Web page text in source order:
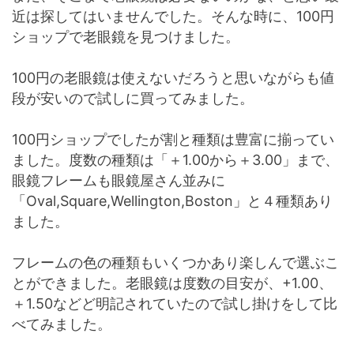
近は探してはいませんでした。そんな時に、100円
ショップで老眼鏡を見つけました。
100円の老眼鏡は使えないだろうと思いながらも値
段が安いので試しに買ってみました。
100円ショップでしたが割と種類は豊富に揃ってい
ました。度数の種類は「＋1.00から＋3.00」まで、
眼鏡フレームも眼鏡屋さん並みに
「Oval,Square,Wellington,Boston」と４種類あり
ました。
フレームの色の種類もいくつかあり楽しんで選ぶこ
とができました。老眼鏡は度数の目安が、+1.00、
＋1.50などど明記されていたので試し掛けをして比
べてみました。